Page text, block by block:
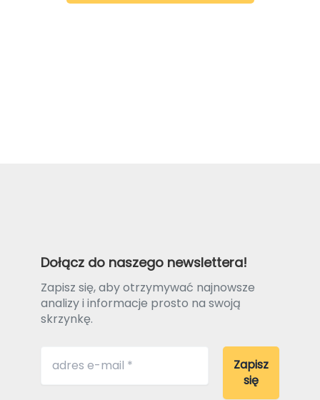
Dołącz do naszego newslettera!
Zapisz się, aby otrzymywać najnowsze
analizy i informacje prosto na swoją
skrzynkę.